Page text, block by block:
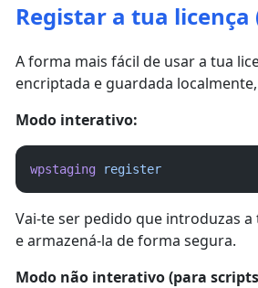
Registar a tua
A forma mais fácil de usar a tua
encriptada e guardada
Modo interativo:
wpstaging register
Vai-te ser pedido que introduzas a
e armazená-la de forma segura.
Modo não interativo (para